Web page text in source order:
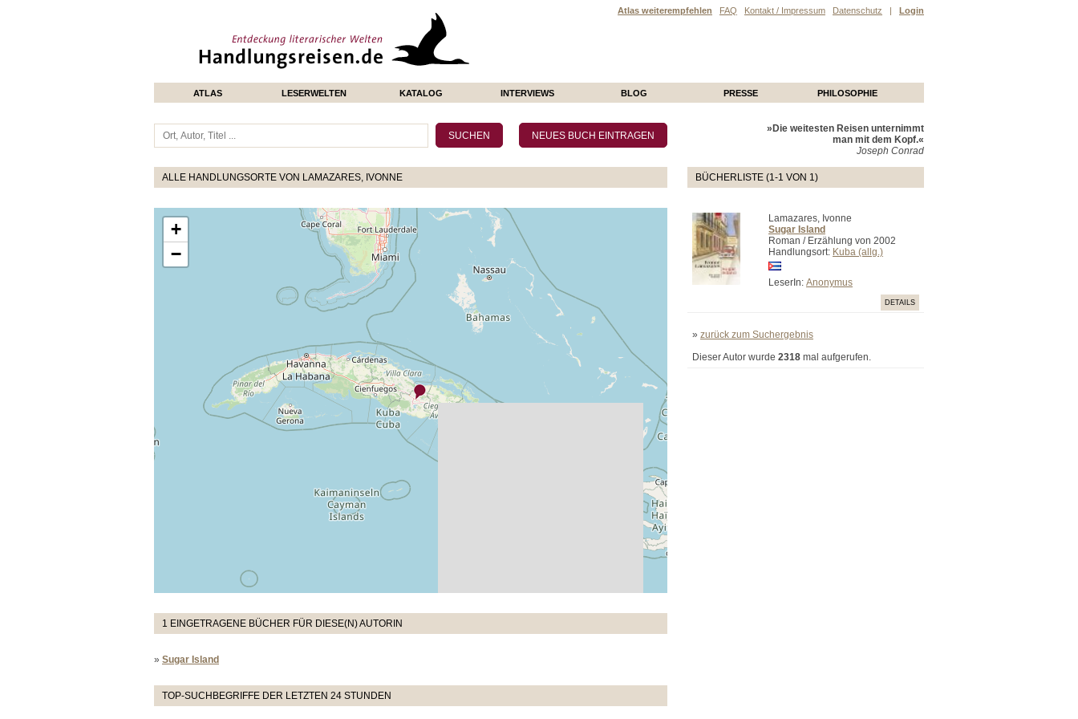
Atlas weiterempfehlen FAQ Kontakt / Impressum Datenschutz | Login
ATLAS LESERWELTEN KATALOG INTERVIEWS BLOG PRESSE PHILOSOPHIE
ALLE HANDLUNGSORTE VON LAMAZARES, IVONNE
+
−
1 EINGETRAGENE BÜCHER FÜR DIESE(N) AUTORIN
» Sugar Island
TOP-SUCHBEGRIFFE DER LETZTEN 24 STUNDEN
»Die weitesten Reisen unternimmt
man mit dem Kopf.«
Joseph Conrad
BÜCHERLISTE (1-1 VON 1)
Lamazares, Ivonne
Sugar Island
Roman / Erzählung von 2002
Handlungsort: Kuba (allg.)
LeserIn: Anonymus
DETAILS
» zurück zum Suchergebnis
Dieser Autor wurde 2318 mal aufgerufen.